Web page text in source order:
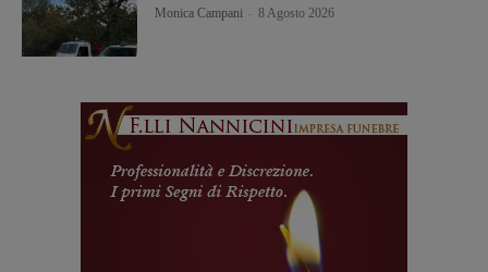
Monica Campani 8 Agosto 2026